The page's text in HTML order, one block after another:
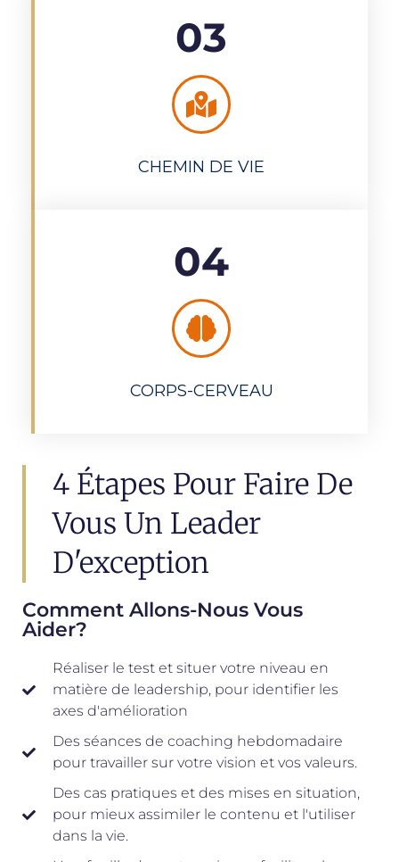
03
CHEMIN DE VIE
04
CORPS-CERVEAU
4 Étapes Pour Faire De
Vous Un Leader
D'exception
Comment Allons-Nous Vous
Aider?
Réaliser le test et situer votre niveau en
matière de leadership, pour identifier les
axes d'amélioration
Des séances de coaching hebdomadaire
pour travailler sur votre vision et vos valeurs.
Des cas pratiques et des mises en situation,
pour mieux assimiler le contenu et l'utiliser
dans la vie.